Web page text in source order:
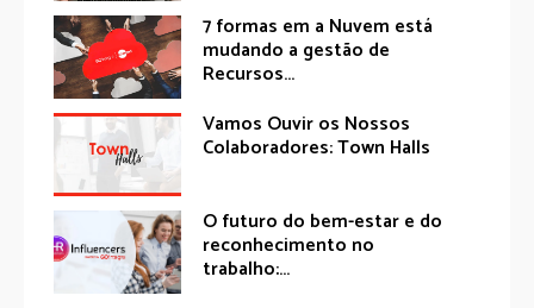
7 formas em a Nuvem está
mudando a gestão de
Recursos...
Vamos Ouvir os Nossos
Colaboradores: Town Halls
O futuro do bem-estar e do
reconhecimento no
trabalho:...